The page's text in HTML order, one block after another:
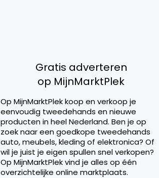
Gratis adverteren
op MijnMarktPlek
Op MijnMarktPlek koop en verkoop je
eenvoudig tweedehands en nieuwe
producten in heel Nederland. Ben je op
zoek naar een goedkope tweedehands
auto, meubels, kleding of elektronica? Of
wil je juist je eigen spullen snel verkopen?
Op MijnMarktPlek vind je alles op één
overzichtelijke online marktplaats.